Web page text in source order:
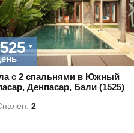
с 2 спальнями в Южный
Денпасар, Бали (1525)
2